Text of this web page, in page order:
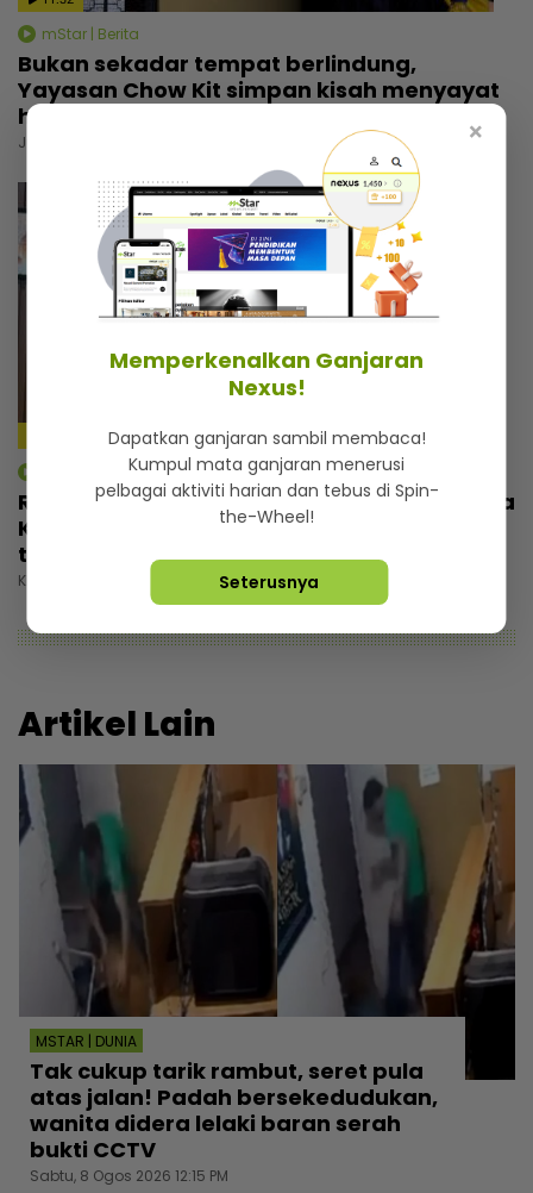
mStar | Berita
Bukan sekadar tempat berlindung,
Yayasan Chow Kit simpan kisah menyayat
hati
Jumaat, 31 Julai 2026 6:00 PM
mStar | Berita
Rezeki wajah seiras Lamine Yamal, pemuda
Kelantan tak sia-siakan peluang... Banyak
tawaran reviu, ramai nak bergambar
Khamis, 30 Julai 2026 5:00 PM
Artikel Lain
MSTAR | DUNIA
Tak cukup tarik rambut, seret pula
atas jalan! Padah bersekedudukan,
wanita didera lelaki baran serah
bukti CCTV
Sabtu, 8 Ogos 2026 12:15 PM
×
Memperkenalkan Ganjaran
Nexus!
Dapatkan ganjaran sambil membaca!
Kumpul mata ganjaran menerusi
pelbagai aktiviti harian dan tebus di Spin-
the-Wheel!
Seterusnya